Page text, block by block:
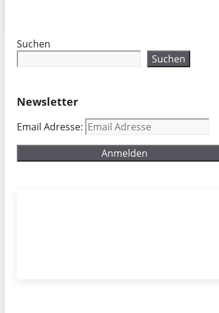
Suchen
Suchen
Newsletter
Email Adresse: